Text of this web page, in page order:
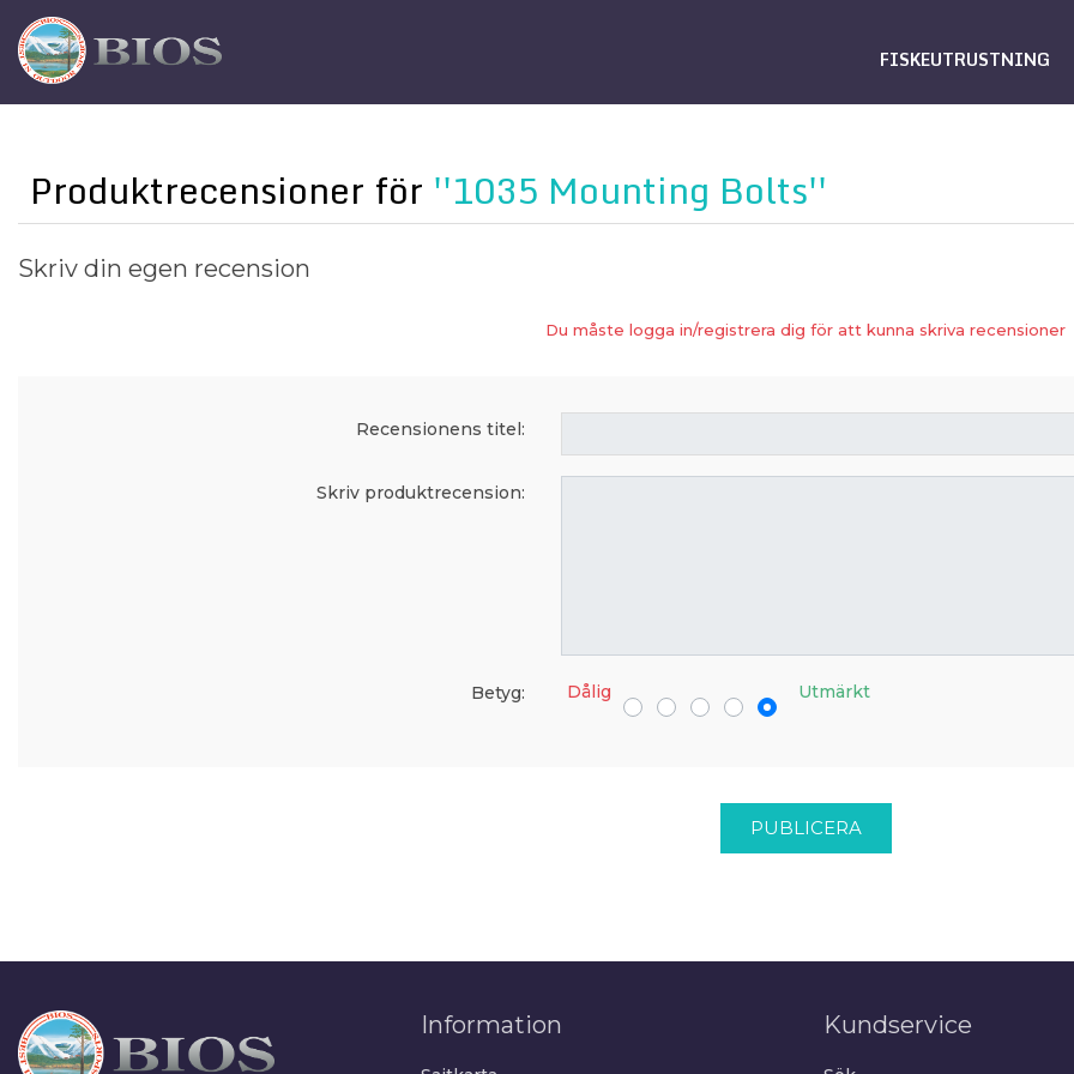
FISKEUTRUSTNING
Produktrecensioner för 1035 Mounting Bolts
Skriv din egen recension
Du måste logga in/registrera dig för att kunna skriva recensioner
Recensionens titel:
Skriv produktrecension:
Betyg: Dålig Utmärkt
PUBLICERA
Information Kundservice